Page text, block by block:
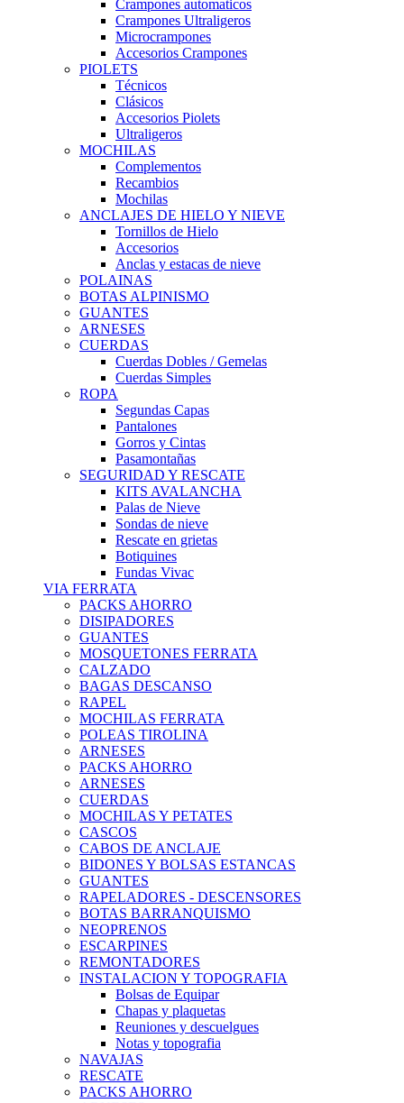
Crampones automaticos
Crampones Ultraligeros
Microcrampones
Accesorios Crampones
PIOLETS
Técnicos
Clásicos
Accesorios Piolets
Ultraligeros
MOCHILAS
Complementos
Recambios
Mochilas
ANCLAJES DE HIELO Y NIEVE
Tornillos de Hielo
Accesorios
Anclas y estacas de nieve
POLAINAS
BOTAS ALPINISMO
GUANTES
ARNESES
CUERDAS
Cuerdas Dobles / Gemelas
Cuerdas Simples
ROPA
Segundas Capas
Pantalones
Gorros y Cintas
Pasamontañas
SEGURIDAD Y RESCATE
KITS AVALANCHA
Palas de Nieve
Sondas de nieve
Rescate en grietas
Botiquines
Fundas Vivac
VIA FERRATA
PACKS AHORRO
DISIPADORES
GUANTES
MOSQUETONES FERRATA
CALZADO
BAGAS DESCANSO
RAPEL
MOCHILAS FERRATA
POLEAS TIROLINA
ARNESES
PACKS AHORRO
ARNESES
CUERDAS
MOCHILAS Y PETATES
CASCOS
CABOS DE ANCLAJE
BIDONES Y BOLSAS ESTANCAS
GUANTES
RAPELADORES - DESCENSORES
BOTAS BARRANQUISMO
NEOPRENOS
ESCARPINES
REMONTADORES
INSTALACION Y TOPOGRAFIA
Bolsas de Equipar
Chapas y plaquetas
Reuniones y descuelgues
Notas y topografia
NAVAJAS
RESCATE
PACKS AHORRO